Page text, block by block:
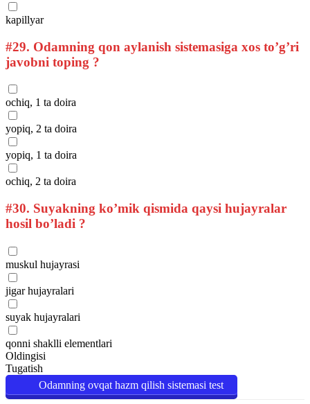
kapillyar
#29. Odamning qon aylanish sistemasiga xos to’g’ri
javobni toping ?
ochiq, 1 ta doira
yopiq, 2 ta doira
yopiq, 1 ta doira
ochiq, 2 ta doira
#30. Suyakning ko’mik qismida qaysi hujayralar
hosil bo’ladi ?
muskul hujayrasi
jigar hujayralari
suyak hujayralari
qonni shaklli elementlari
Oldingisi
Tugatish
Odamning ovqat hazm qilish sistemasi test